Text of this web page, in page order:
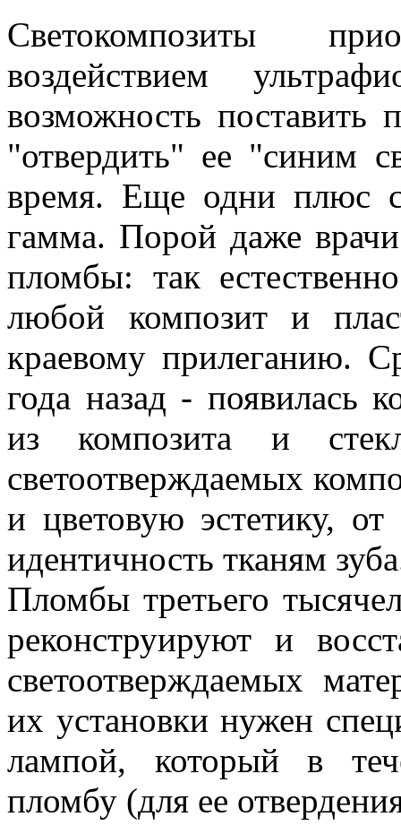
Светокомпозиты
воздействием
возможность поставить
"отвердить" ее "синим
время. Еще одни плюс
гамма. Порой даже
пломбы: так
любой композит и
краевому прилеганию.
года назад - появилась
из композита и
светоотверждаемых
и цветовую эстетику,
идентичность тканям
Пломбы третьего
реконструируют и
светоотверждаемых
их установки нужен
лампой, который в
пломбу (для ее